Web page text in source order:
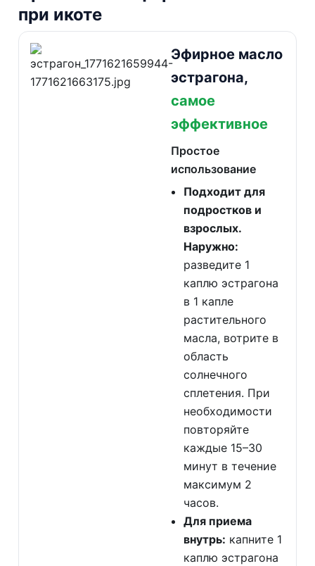
при икоте
Эфирное масло
эстрагона,
самое
эффективное
Простое
использование
Подходит для
подростков и
взрослых.
Наружно:
разведите 1
каплю эстрагона
в 1 капле
растительного
масла, вотрите в
область
солнечного
сплетения. При
необходимости
повторяйте
каждые 15–30
минут в течение
максимум 2
часов.
Для приема
внутрь: капните 1
каплю эстрагона